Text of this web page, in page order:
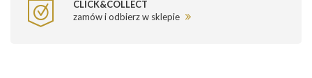
CLICK&COLLECT
zamów i odbierz w sklepie